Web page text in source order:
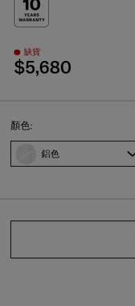
缺貨
$5,680
Select
顏色:
鋁色